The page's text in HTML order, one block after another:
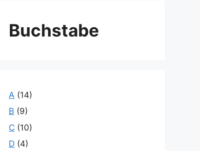
Buchstabe
A (14)
B (9)
C (10)
D (4)